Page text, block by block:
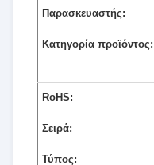
Παρασκευαστής:
Κατηγορία προϊόντος:
RoHS:
Σειρά:
Τύπος: